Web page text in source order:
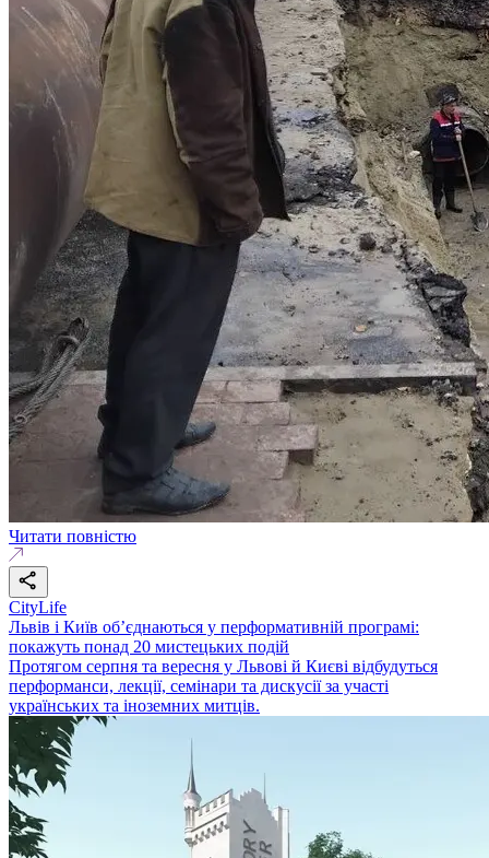
Читати повністю
CityLife
Львів і Київ об’єднаються у перформативній програмі:
покажуть понад 20 мистецьких подій
Протягом серпня та вересня у Львові й Києві відбудуться
перформанси, лекції, семінари та дискусії за участі
українських та іноземних митців.